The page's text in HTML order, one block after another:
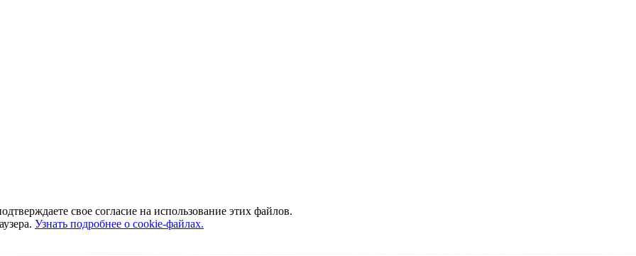
свое согласие на использование этих файлов.
Узнать подробнее о cookie-файлах.